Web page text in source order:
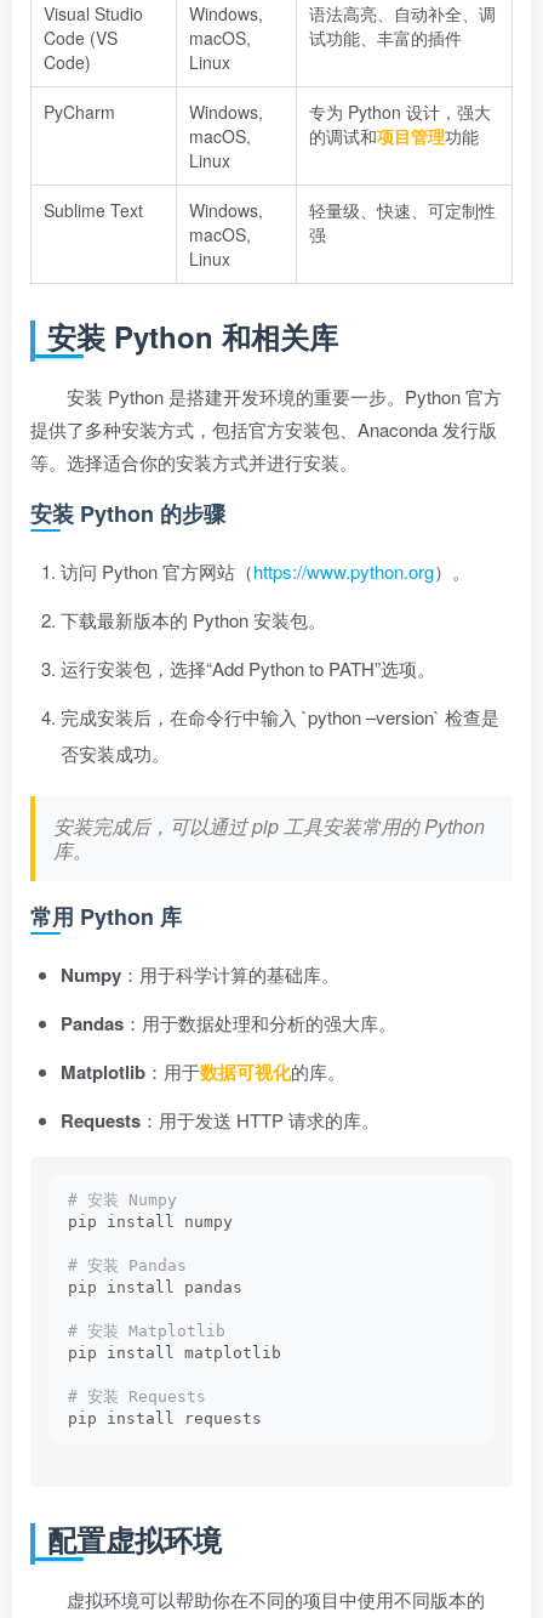
Visual Studio
Code (VS
Code)
Windows,
macOS,
Linux
语法高亮、自动补全、调
试功能、丰富的插件
PyCharm
Windows,
macOS,
Linux
专为 Python 设计，强大
的调试和项目管理功能
Sublime Text
Windows,
macOS,
Linux
轻量级、快速、可定制性
强
安装 Python 和相关库
安装 Python 是搭建开发环境的重要一步。Python 官方
提供了多种安装方式，包括官方安装包、Anaconda 发行版
等。选择适合你的安装方式并进行安装。
安装 Python 的步骤
访问 Python 官方网站（https://www.python.org）。
下载最新版本的 Python 安装包。
运行安装包，选择“Add Python to PATH”选项。
完成安装后，在命令行中输入 `python –version` 检查是
否安装成功。
安装完成后，可以通过 pip 工具安装常用的 Python
库。
常用 Python 库
Numpy ：用于科学计算的基础库。
Pandas ：用于数据处理和分析的强大库。
Matplotlib ：用于数据可视化的库。
Requests ：用于发送 HTTP 请求的库。
# 安装 Numpy
pip install numpy
# 安装 Pandas
pip install pandas
# 安装 Matplotlib
pip install matplotlib
# 安装 Requests
pip install requests
配置虚拟环境
虚拟环境可以帮助你在不同的项目中使用不同版本的